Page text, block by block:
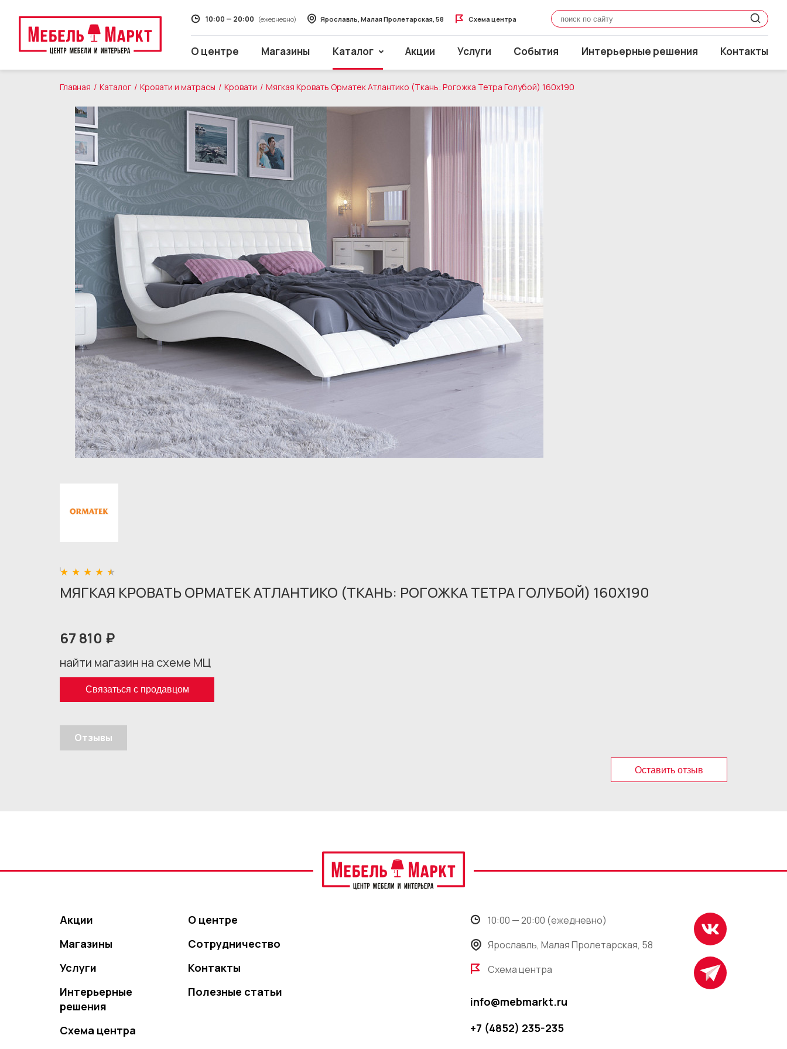
О центре Магазины
Распродажа
Мягкая мебель
Кухни
Корпусная мебель
Кровати и матрасы
Столы и стулья
Свет
Стеллажи и полки
Товары для дома
Бренды
Каталог Акции Услуги События Интерьерные решения Контакты
10:00 — 20:00 (ежедневно) Ярославль, Малая Пролетарская, 58 Схема центра
Главная Каталог Кровати и матрасы Кровати Мягкая Кровать Орматек Атлантико (Ткань: Рогожка Тетра Голубой) 160x190
МЯГКАЯ КРОВАТЬ ОРМАТЕК АТЛАНТИКО (ТКАНЬ: РОГОЖКА ТЕТРА ГОЛУБОЙ) 160X190
67 810 ₽
найти магазин на схеме МЦ
Связаться с продавцом
Отзывы
Оставить отзыв
Акции
Магазины
Услуги
Интерьерные
решения
Схема центра
О центре
Сотрудничество
Контакты
Полезные статьи
10:00 — 20:00 (ежедневно)
Ярославль, Малая Пролетарская, 58
Схема центра
info@mebmarkt.ru
+7 (4852) 235-235